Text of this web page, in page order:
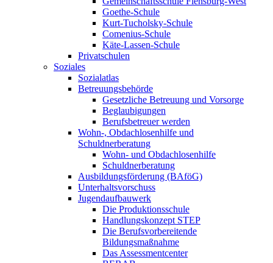
Goethe-Schule
Kurt-Tucholsky-Schule
Comenius-Schule
Käte-Lassen-Schule
Privatschulen
Soziales
Sozialatlas
Betreuungsbehörde
Gesetzliche Betreuung und Vorsorge
Beglaubigungen
Berufsbetreuer werden
Wohn-, Obdachlosenhilfe und
Schuldnerberatung
Wohn- und Obdachlosenhilfe
Schuldnerberatung
Ausbildungsförderung (BAföG)
Unterhaltsvorschuss
Jugendaufbauwerk
Die Produktionsschule
Handlungskonzept STEP
Die Berufsvorbereitende
Bildungsmaßnahme
Das Assessmentcenter